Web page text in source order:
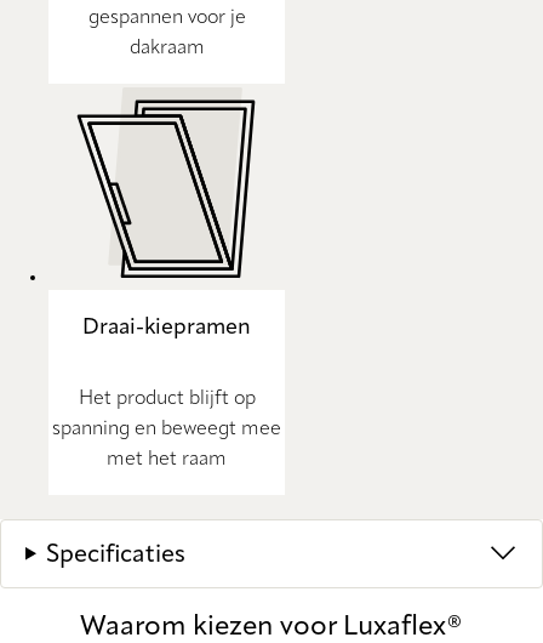
gespannen voor je
dakraam
Draai-kiepramen
Het product blijft op
spanning en beweegt mee
met het raam
Specificaties
Waarom kiezen voor Luxaflex®